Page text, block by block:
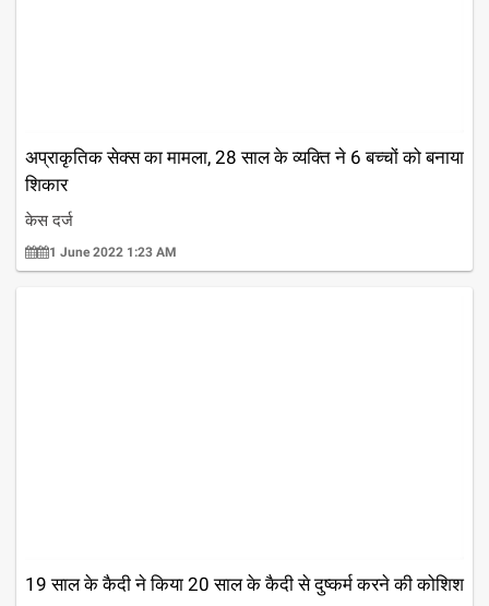
अप्राकृतिक सेक्स का मामला, 28 साल के व्यक्ति ने 6 बच्चों को बनाया
शिकार
केस दर्ज
1 June 2022 1:23 AM
19 साल के कैदी ने किया 20 साल के कैदी से दुष्कर्म करने की कोशिश